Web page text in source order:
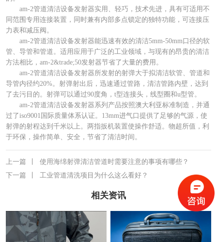
am-2管道清洁设备发射器实用、轻巧，技术先进，具有可适用不
同范围专用连接装置，同时兼有内部多点锁定的独特功能，可连接压
力表和减压阀。
am-2管道清洁设备发射器能迅速有效的清洁5mm-50mm口径的软
管、导管和管道。适用应用于广泛的工业领域，与现有的昂贵的清洁
方法相比，am-2&trade;50发射器节省了大量的费用。
am-2管道清洁设备发射器所发射的射弹大于拟清洁软管、管道和
导管内径约20%。射弹射出后，迅速通过管路，清洁管路内壁，达到
了去污目的。射弹可以通过90度角，t型连接头，线型圈和u型管。
am-2管道清洁设备发射器系列产品按照澳大利亚标准制造，并通
过了iso9001国际质量体系认证。13mm进气口提供了足够的气源，使
射弹的射程达到千米以上。两指扳机装置使操作舒适。物超所值，利
于环保，操作简单、安全，节省了清洁时间。
上一篇
使用海绵射弹清洁管道时需要注意的事项有哪些？
下一篇
工业管道清洗项目为什么这么看好？
相关资讯